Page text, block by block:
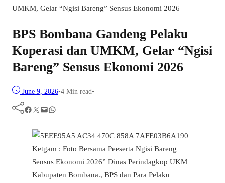
UMKM, Gelar “Ngisi Bareng” Sensus Ekonomi 2026
BPS Bombana Gandeng Pelaku
Koperasi dan UMKM, Gelar “Ngisi
Bareng” Sensus Ekonomi 2026
June 9, 2026•4 Min read•
Facebook Twitter Mail WhatsApp
Ketgam : Foto Bersama Peeserta Ngisi Bareng
Sensus Ekonomi 2026” Dinas Perindagkop UKM
Kabupaten Bombana., BPS dan Para Pelaku